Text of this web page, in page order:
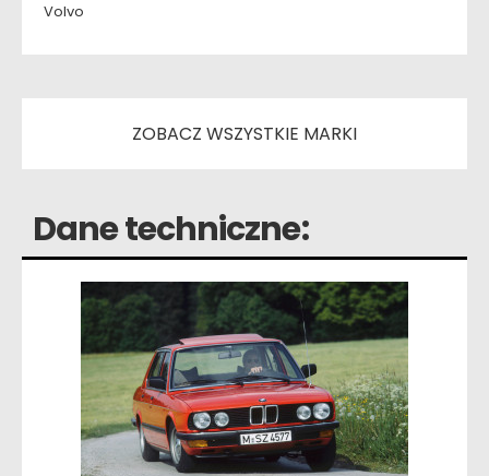
Volvo
ZOBACZ WSZYSTKIE MARKI
Dane techniczne: